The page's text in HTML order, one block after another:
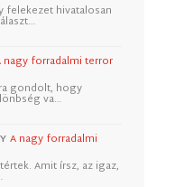
felekezet hivatalosan
nagy forradalmi terror
gondolt, hogy
va…
A nagy forradalmi
Amit írsz, az igaz,